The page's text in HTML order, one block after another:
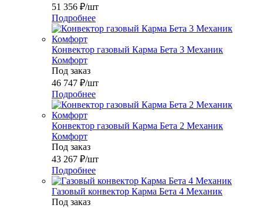
51 356 ₽/шт
Подробнее
Конвектор газовый Карма Бета 3 Механик
Комфорт
Под заказ
46 747 ₽/шт
Подробнее
Конвектор газовый Карма Бета 2 Механик
Комфорт
Под заказ
43 267 ₽/шт
Подробнее
Газовый конвектор Карма Бета 4 Механик
Под заказ